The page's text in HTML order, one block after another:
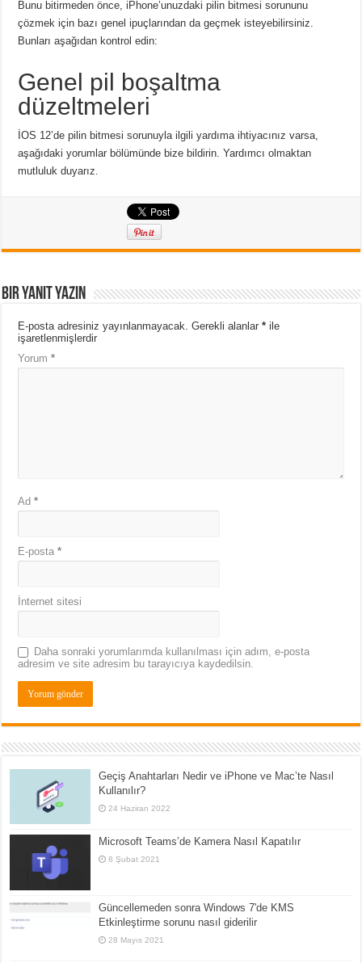
Bunu bitirmeden önce, iPhone’unuzdaki pilin bitmesi sorununu
çözmek için bazı genel ipuçlarından da geçmek isteyebilirsiniz.
Bunları aşağıdan kontrol edin:
Genel pil boşaltma
düzeltmeleri
İOS 12’de pilin bitmesi sorunuyla ilgili yardıma ihtiyacınız varsa,
aşağıdaki yorumlar bölümünde bize bildirin. Yardımcı olmaktan
mutluluk duyarız.
Bir yanıt yazın
E-posta adresiniz yayınlanmayacak. Gerekli alanlar* ile
işaretlenmişlerdir
Yorum*
Ad*
E-posta*
İnternet sitesi
Daha sonraki yorumlarımda kullanılması için adım, e-posta
adresim ve site adresim bu tarayıcıya kaydedilsin.
Geçiş Anahtarları Nedir ve iPhone ve Mac’te Nasıl
Kullanılır?
24 Haziran 2022
Microsoft Teams’de Kamera Nasıl Kapatılır
8 Şubat 2021
Güncellemeden sonra Windows 7'de KMS
Etkinleştirme sorunu nasıl giderilir
28 Mayıs 2021